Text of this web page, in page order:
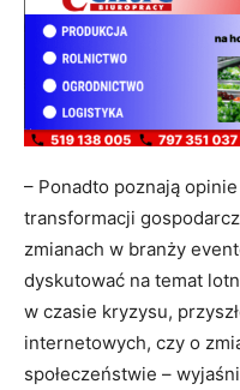
– Ponadto poznają
transformacji
zmianach w branży
dyskutować na temat
w czasie kryzysu,
internetowych, czy o
społeczeństwie –